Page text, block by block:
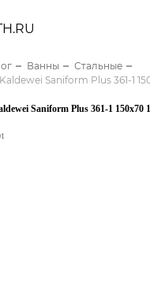
Ванны
Стальные
Saniform Plus 361-1
Saniform Plus 361-1 150x70